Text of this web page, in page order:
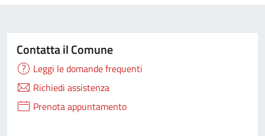
Contatta il Comune
Leggi le domande frequenti
Richiedi assistenza
Prenota appuntamento